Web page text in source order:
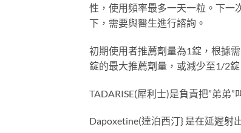
性，使用頻率最多一天一粒。下一
下，需要與醫生進行諮詢。
初期使用者推薦劑量為1錠，根據
錠的最大推薦劑量，或減少至1/2錠
TADARISE(犀利士)是負責把”弟弟
Dapoxetine(達泊西汀} 是在延遲射